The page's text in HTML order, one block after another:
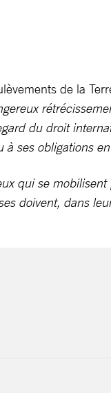
de la
du droit
à ses obligations
qui se
doivent, dans